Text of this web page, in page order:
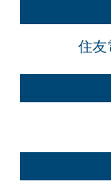
住友